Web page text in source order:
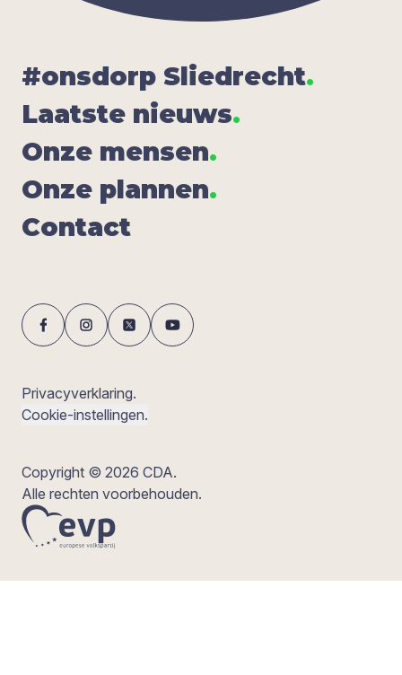
#ons­dorp Sliedrecht.
Laat­ste nieuws.
Onze men­sen.
Onze plan­nen.
Con­tact
Privacyverklaring.
Cookie-instellingen.
Copyright © 2026 CDA.
Alle rechten voorbehouden.